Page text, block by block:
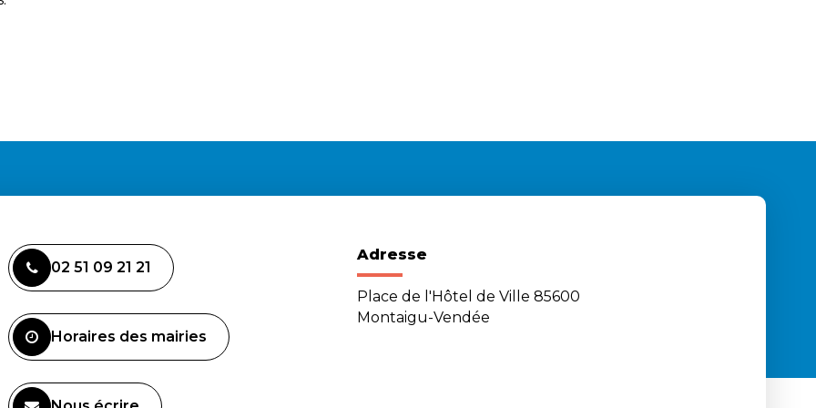
02 51 09 21 21
Horaires des mairies
Adresse
Place de l'Hôtel de Ville 85600
Montaigu-Vendée